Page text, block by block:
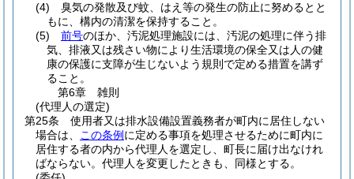
(4)
臭気の発散及び蚊、はえ等の発生の防止に努めるとと
もに、構内の清潔を保持すること。
(5)
前号のほか、汚泥処理施設には、汚泥の処理に伴う排
気、排液又は残さい物により生活環境の保全又は人の健
康の保護に支障が生じないよう規則で定める措置を講ず
ること。
第6章
雑則
(代理人の選定)
第25条
使用者又は排水設備設置義務者が町内に居住しない
場合は、
この条例 に定める事項を処理させるために町内に
居住する者の内から代理人を選定し、町長に届け出なけれ
ばならない。 代理人を変更したときも、同様とする。